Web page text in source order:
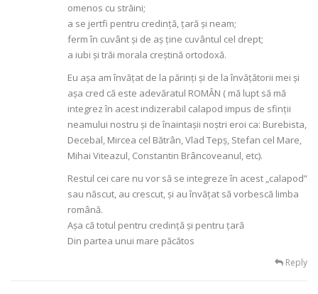
omenos cu străini;
a se jertfi pentru credință, țară și neam;
ferm în cuvânt și de aș ține cuvântul cel drept;
a iubi și trăi morala creștină ortodoxă.
Eu așa am învățat de la părinți și de la învățătorii mei și
așa cred că este adevăratul ROMÂN ( mă lupt să mă
integrez în acest indizerabil calapod impus de sfinții
neamului nostru și de înaintașii noștri eroi ca: Burebista,
Decebal, Mircea cel Bătrân, Vlad Tepș, Stefan cel Mare,
Mihai Viteazul, Constantin Brâncoveanul, etc).
Restul cei care nu vor să se integreze în acest „calapod”
sau născut, au crescut, și au învățat să vorbescă limba
română.
Așa că totul pentru credință și pentru țară
Din partea unui mare păcătos
Reply